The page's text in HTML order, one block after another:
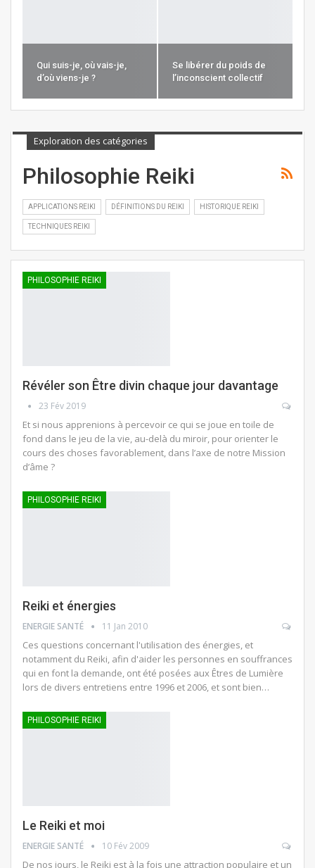
Qui suis-je, où vais-je,
d’où viens-je ?
Se libérer du poids de
l’inconscient collectif
Exploration des catégories
Philosophie Reiki
APPLICATIONS REIKI DÉFINITIONS DU REIKI HISTORIQUE REIKI
TECHNIQUES REIKI
PHILOSOPHIE REIKI
Révéler son Être divin chaque jour davantage
23 Fév 2019
Et si nous apprenions à percevoir ce qui se joue en toile de
fond dans le jeu de la vie, au-delà du miroir, pour orienter le
cours des choses favorablement, dans l’axe de notre Mission
d’âme ?
PHILOSOPHIE REIKI
Reiki et énergies
ENERGIE SANTÉ 11 Jan 2010
Ces questions concernant l'utilisation des énergies, et
notamment du Reiki, afin d'aider les personnes en souffrances
qui en font la demande, ont été posées aux Êtres de Lumière
lors de divers entretiens entre 1996 et 2006, et sont bien…
PHILOSOPHIE REIKI
Le Reiki et moi
ENERGIE SANTÉ 10 Fév 2009
De nos jours, le Reiki est à la fois une attraction populaire et un